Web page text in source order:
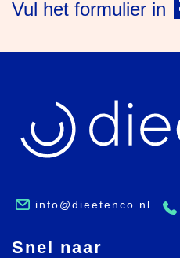
Vul het formulier in
info@dieetenco.nl
Snel naar